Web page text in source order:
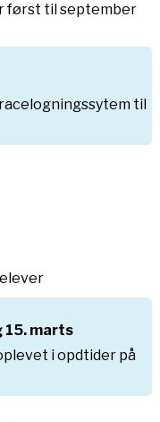
først til september
til
15. marts
i opdtider på